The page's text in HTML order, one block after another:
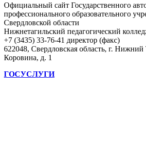
Официальный сайт Государственного
профессионального образовательного
Свердловской области
Нижнетагильский педагогический
+7 (3435) 33-76-41 директор (факс)
622048, Свердловская область, г. Нижний
Коровина, д. 1
ГОСУСЛУГИ